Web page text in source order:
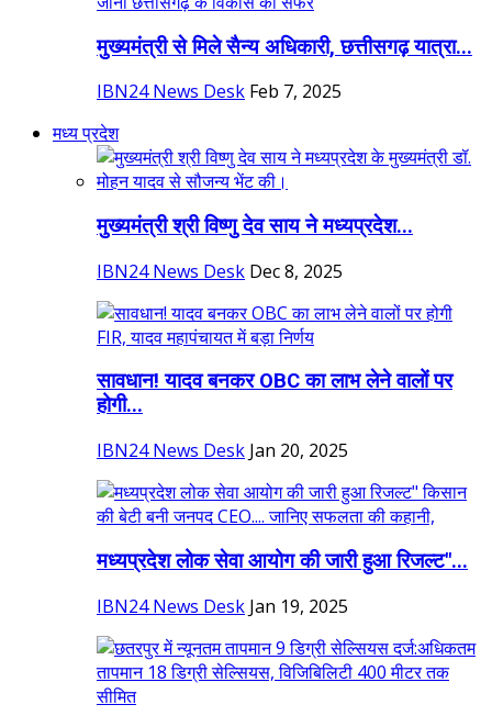
मुख्यमंत्री से मिले सैन्य अधिकारी, छत्तीसगढ़ यात्रा...
IBN24 News Desk Feb 7, 2025
मध्य प्रदेश
मुख्यमंत्री श्री विष्णु देव साय ने मध्यप्रदेश...
IBN24 News Desk Dec 8, 2025
सावधान! यादव बनकर OBC का लाभ लेने वालों पर
होगी...
IBN24 News Desk Jan 20, 2025
मध्यप्रदेश लोक सेवा आयोग की जारी हुआ रिजल्ट"...
IBN24 News Desk Jan 19, 2025